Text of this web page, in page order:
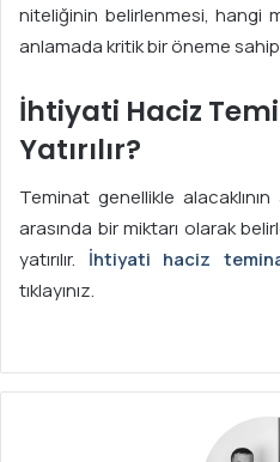
niteliğinin belirlenmesi, hangi
anlamada kritik bir öneme
İhtiyati Haciz
Yatırılır?
Teminat genellikle
arasında bir miktarı olarak
yatırılır. İhtiyati haciz
tıklayınız.